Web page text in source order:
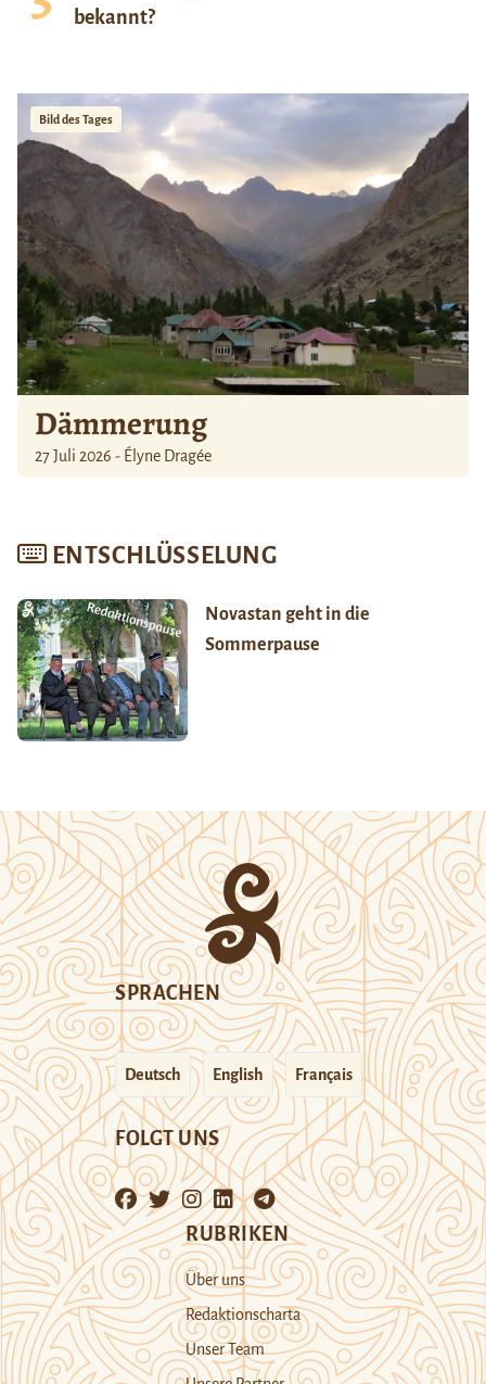
bekannt?
Bild des Tages
Dämmerung
27 Juli 2026 - Élyne Dragée
ENTSCHLÜSSELUNG
Novastan geht in die
Sommerpause
SPRACHEN
Deutsch English Français
FOLGT UNS
RUBRIKEN
Über uns
Redaktionscharta
Unser Team